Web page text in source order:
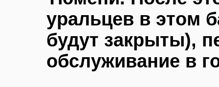
уральцев в этом
будут закрыты),
обслуживание в